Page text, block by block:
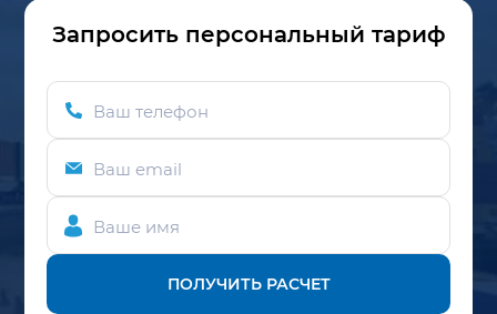
Запросить персональный тариф
Ваш телефон
Ваш email
Ваше имя
ПОЛУЧИТЬ РАСЧЕТ